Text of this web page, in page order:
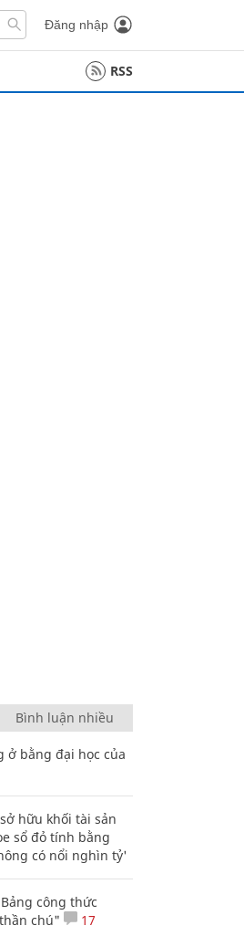
Đăng nhập
RSS
Bình luận nhiều
ở bằng đại học của
hữu khối tài sản
sổ đỏ tính bằng
có nổi nghìn tỷ'
công thức
chú"
17